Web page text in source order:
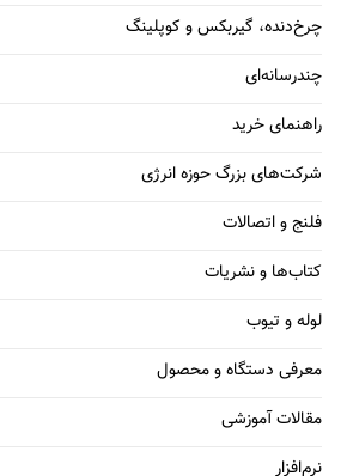
چرخ‌دنده، گیربکس و کوپلینگ
چندرسانه‌ای
راهنمای خرید
شرکت‌های بزرگ حوزه انرژی
فلنج و اتصالات
کتاب‌ها و نشریات
لوله و تیوب
معرفی دستگاه و محصول
مقالات آموزشی
نرم‌افزار